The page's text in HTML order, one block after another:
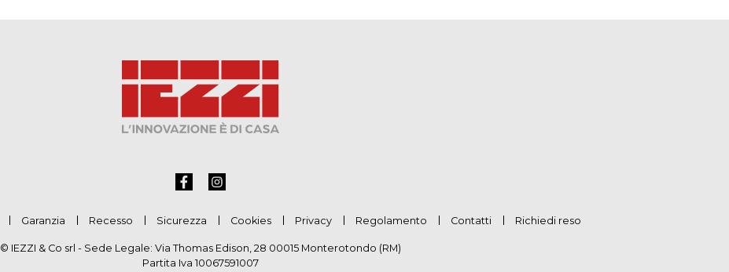
Garanzia Recesso Sicurezza Cookies Privacy Regolamento Contatti Richiedi reso
© IEZZI & Co srl - Sede Legale: Via Thomas Edison, 28 00015 Monterotondo (RM)
Partita Iva 10067591007